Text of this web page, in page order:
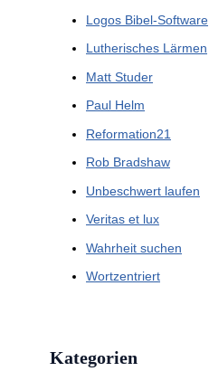
Logos Bibel-Software
Lutherisches Lärmen
Matt Studer
Paul Helm
Reformation21
Rob Bradshaw
Unbeschwert laufen
Veritas et lux
Wahrheit suchen
Wortzentriert
Kategorien